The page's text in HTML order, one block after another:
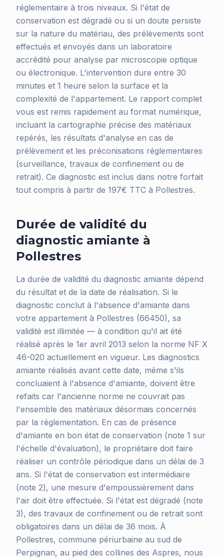
réglementaire à trois niveaux. Si l'état de
conservation est dégradé ou si un doute persiste
sur la nature du matériau, des prélèvements sont
effectués et envoyés dans un laboratoire
accrédité pour analyse par microscopie optique
ou électronique. L'intervention dure entre 30
minutes et 1 heure selon la surface et la
complexité de l'appartement. Le rapport complet
vous est remis rapidement au format numérique,
incluant la cartographie précise des matériaux
repérés, les résultats d'analyse en cas de
prélèvement et les préconisations réglementaires
(surveillance, travaux de confinement ou de
retrait). Ce diagnostic est inclus dans notre forfait
tout compris à partir de 197€ TTC à Pollestres.
Durée de validité du
diagnostic amiante à
Pollestres
La durée de validité du diagnostic amiante dépend
du résultat et de la date de réalisation. Si le
diagnostic conclut à l'absence d'amiante dans
votre appartement à Pollestres (66450), sa
validité est illimitée — à condition qu'il ait été
réalisé après le 1er avril 2013 selon la norme NF X
46-020 actuellement en vigueur. Les diagnostics
amiante réalisés avant cette date, même s'ils
concluaient à l'absence d'amiante, doivent être
refaits car l'ancienne norme ne couvrait pas
l'ensemble des matériaux désormais concernés
par la réglementation. En cas de présence
d'amiante en bon état de conservation (note 1 sur
l'échelle d'évaluation), le propriétaire doit faire
réaliser un contrôle périodique dans un délai de 3
ans. Si l'état de conservation est intermédiaire
(note 2), une mesure d'empoussièrement dans
l'air doit être effectuée. Si l'état est dégradé (note
3), des travaux de confinement ou de retrait sont
obligatoires dans un délai de 36 mois. À
Pollestres, commune périurbaine au sud de
Perpignan, au pied des collines des Aspres, nous